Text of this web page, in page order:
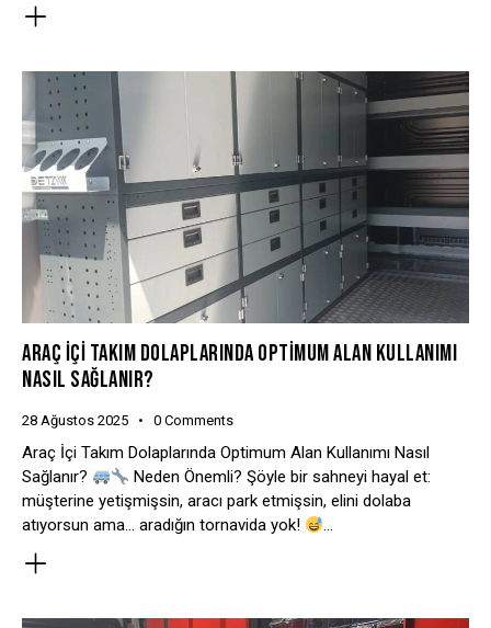
ARAÇ İÇI TAKIM DOLAPLARINDA OPTIMUM ALAN KULLANIMI
NASIL SAĞLANIR?
28 Ağustos 2025 0 Comments
Araç İçi Takım Dolaplarında Optimum Alan Kullanımı Nasıl
Sağlanır?
Neden Önemli? Şöyle bir sahneyi hayal et:
müşterine yetişmişsin, aracı park etmişsin, elini dolaba
atıyorsun ama… aradığın tornavida yok!
…